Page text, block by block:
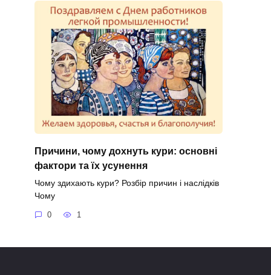
Причини, чому дохнуть кури: основні
фактори та їх усунення
Чому здихають кури? Розбір причин і наслідків
Чому
0 1